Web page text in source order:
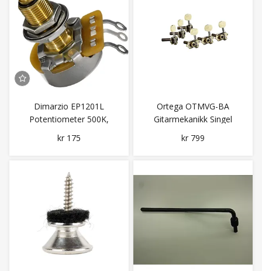
Dimarzio EP1201L
Potentiometer 500K,
Long shaft
kr 175
Ortega OTMVG-BA
Gitarmekanikk Singel
ACO./Electric slotted 3
kr 799